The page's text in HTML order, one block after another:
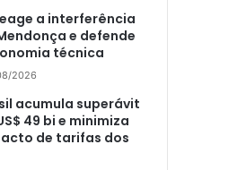
a interferência
e defende
técnica
2026
acumula superávit
49 bi e minimiza
de tarifas dos